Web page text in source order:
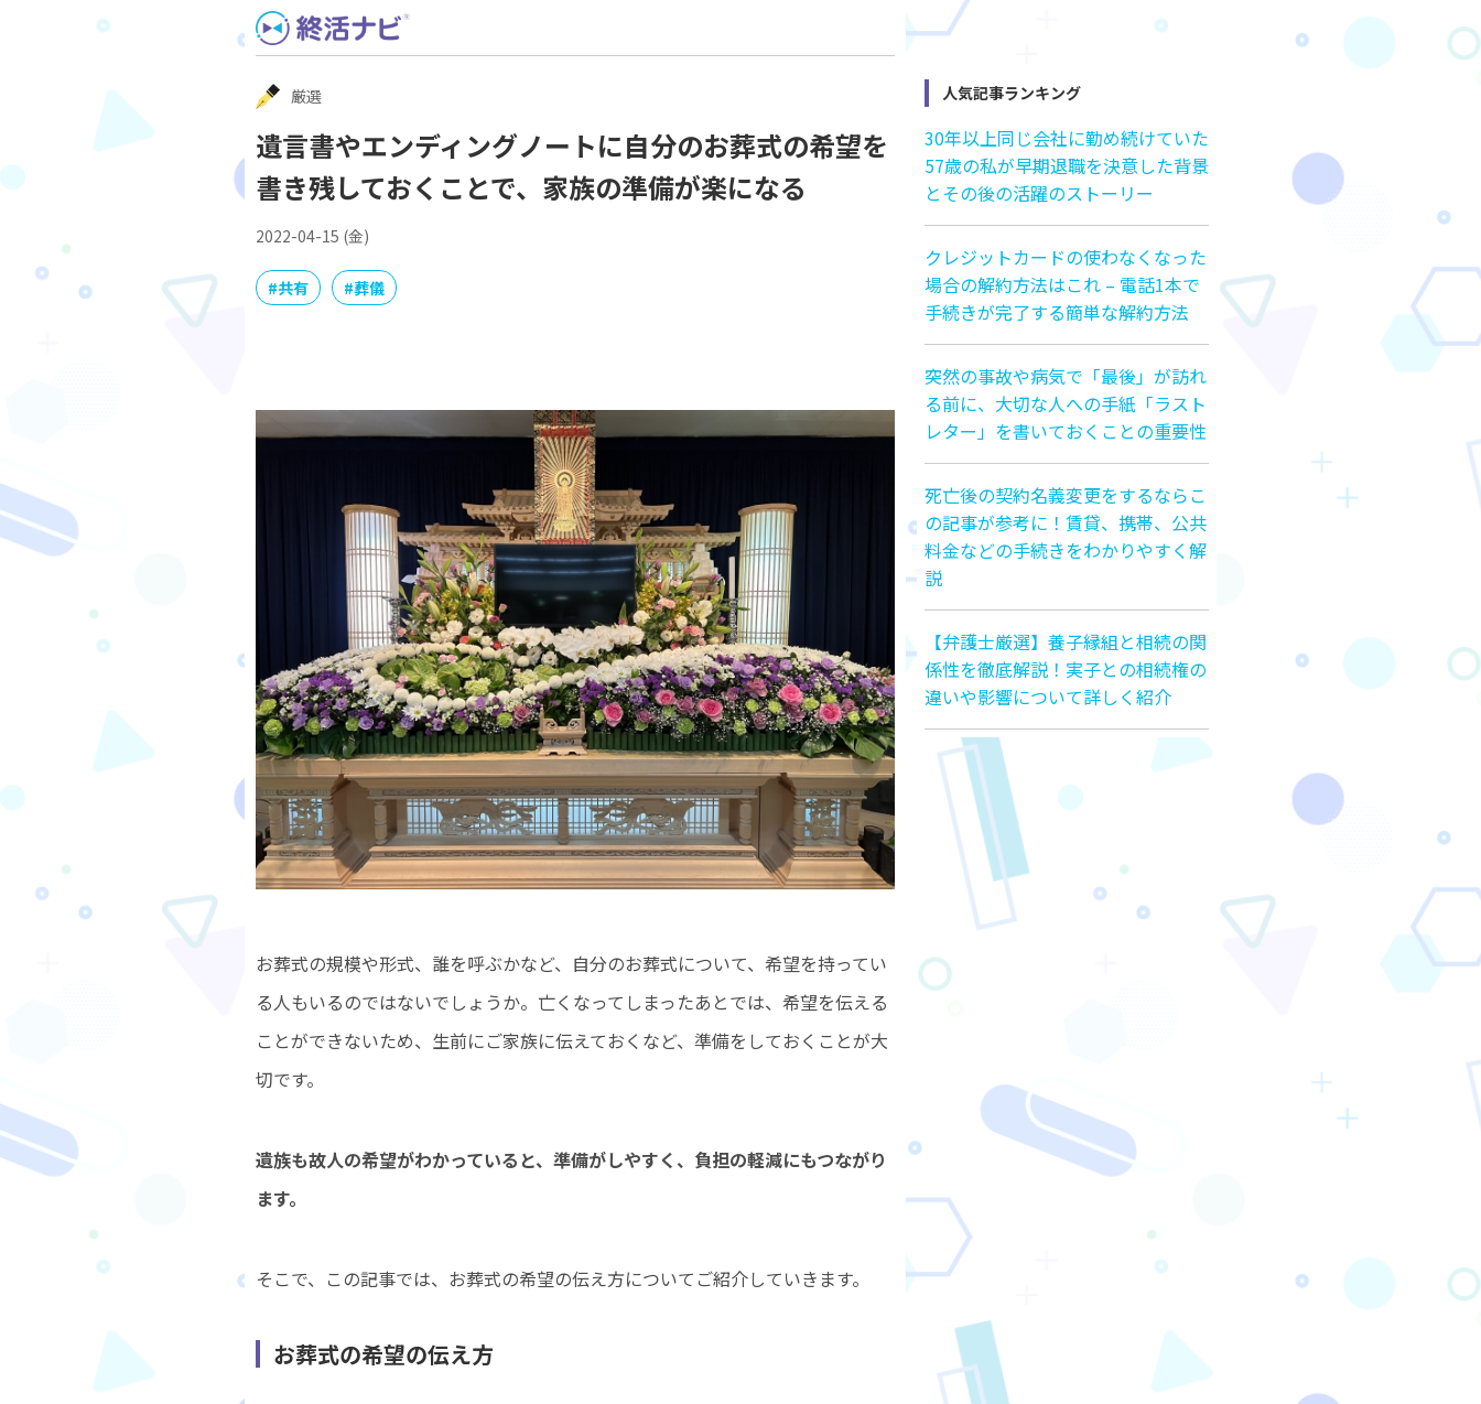
Skip
to
content
厳選
遺言書やエンディングノートに自分のお葬式の希望を
書き残しておくことで、家族の準備が楽になる
2022-04-15 (金)
#共有 #葬儀
お葬式の規模や形式、誰を呼ぶかなど、自分のお葬式について、希望を持ってい
る人もいるのではないでしょうか。亡くなってしまったあとでは、希望を伝える
ことができないため、生前にご家族に伝えておくなど、準備をしておくことが大
切です。
遺族も故人の希望がわかっていると、準備がしやすく、負担の軽減にもつながり
ます。
そこで、この記事では、お葬式の希望の伝え方についてご紹介していきます。
お葬式の希望の伝え方
人気記事ランキング
30年以上同じ会社に勤め続けていた
57歳の私が早期退職を決意した背景
とその後の活躍のストーリー
クレジットカードの使わなくなった
場合の解約方法はこれ – 電話1本で
手続きが完了する簡単な解約方法
突然の事故や病気で「最後」が訪れ
る前に、大切な人への手紙「ラスト
レター」を書いておくことの重要性
死亡後の契約名義変更をするならこ
の記事が参考に！賃貸、携帯、公共
料金などの手続きをわかりやすく解
説
【弁護士厳選】養子縁組と相続の関
係性を徹底解説！実子との相続権の
違いや影響について詳しく紹介